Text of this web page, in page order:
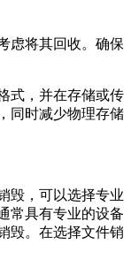
虑将其回收。确保
式，并在存储或传
同时减少物理存储
毁，可以选择专业
常具有专业的设备
毁。在选择文件销